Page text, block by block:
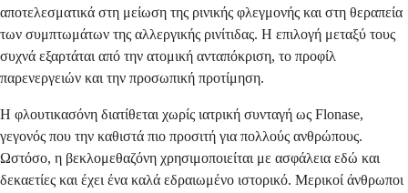
αποτελεσματικά στη μείωση της ρινικής φλεγμονής και στη θεραπεία
των συμπτωμάτων της αλλεργικής ρινίτιδας. Η επιλογή μεταξύ τους
συχνά εξαρτάται από την ατομική ανταπόκριση, το προφίλ
παρενεργειών και την προσωπική προτίμηση.
Η φλουτικασόνη διατίθεται χωρίς ιατρική συνταγή ως Flonase,
γεγονός που την καθιστά πιο προσιτή για πολλούς ανθρώπους.
Ωστόσο, η βεκλομεθαζόνη χρησιμοποιείται με ασφάλεια εδώ και
δεκαετίες και έχει ένα καλά εδραιωμένο ιστορικό. Μερικοί άνθρωποι